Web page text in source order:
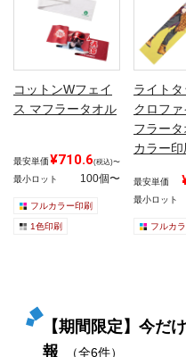
コットンWフェイ
ス マフラータオル
最安単価¥710.6(税込)〜
最小ロット 100個〜
フルカラー印刷
1色印刷
ライト
クロフ
フラー
カラー印
最安単価
最小ロット
フルカ
【期間限定】今だ
報
（全6件）